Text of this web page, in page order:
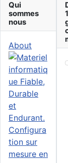
Qui
sommes
nous
About